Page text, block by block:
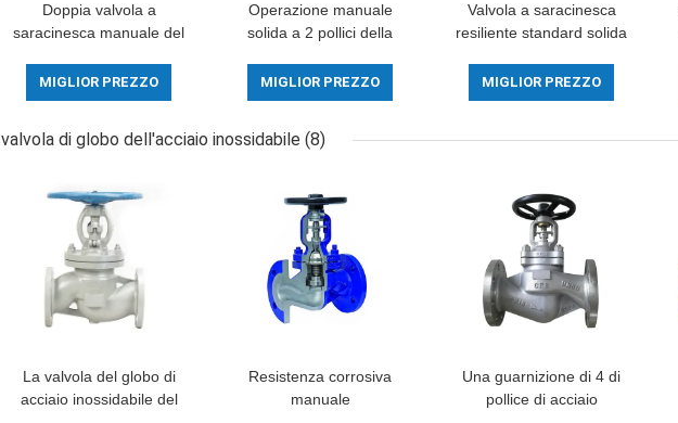
Doppia valvola a
saracinesca manuale del
inossidabile della valvola
a saracinesca dell'acqua
MIGLIOR PREZZO
Operazione manuale
solida a 2 pollici della
cuneo della valvola a
saracinesca dell'acqua
MIGLIOR PREZZO
Valvola a saracinesca
resiliente standard solida
saracinesca dell'acqua
del cuneo DN15-1000
MIGLIOR PREZZO
valvola di globo dell'acciaio inossidabile (8)
La valvola del globo di
acciaio inossidabile del
Resistenza corrosiva
manuale
Una guarnizione di 4 di
pollice di acciaio